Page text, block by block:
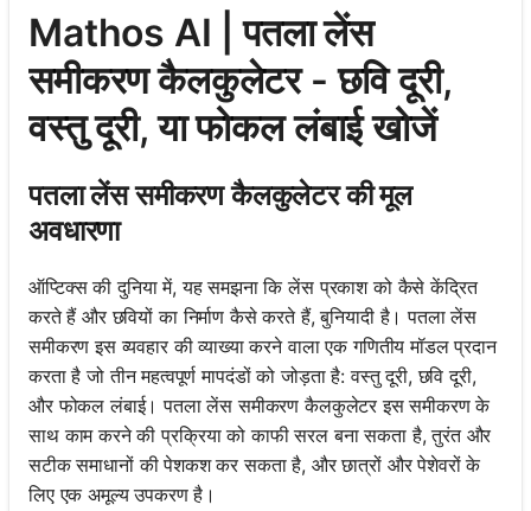
Mathos AI | पतला लेंस
समीकरण कैलकुलेटर - छवि दूरी,
वस्तु दूरी, या फोकल लंबाई खोजें
पतला लेंस समीकरण कैलकुलेटर की मूल
अवधारणा
ऑप्टिक्स की दुनिया में, यह समझना कि लेंस प्रकाश को कैसे केंद्रित
करते हैं और छवियों का निर्माण कैसे करते हैं, बुनियादी है। पतला लेंस
समीकरण इस व्यवहार की व्याख्या करने वाला एक गणितीय मॉडल प्रदान
करता है जो तीन महत्वपूर्ण मापदंडों को जोड़ता है: वस्तु दूरी, छवि दूरी,
और फोकल लंबाई। पतला लेंस समीकरण कैलकुलेटर इस समीकरण के
साथ काम करने की प्रक्रिया को काफी सरल बना सकता है, तुरंत और
सटीक समाधानों की पेशकश कर सकता है, और छात्रों और पेशेवरों के
लिए एक अमूल्य उपकरण है।